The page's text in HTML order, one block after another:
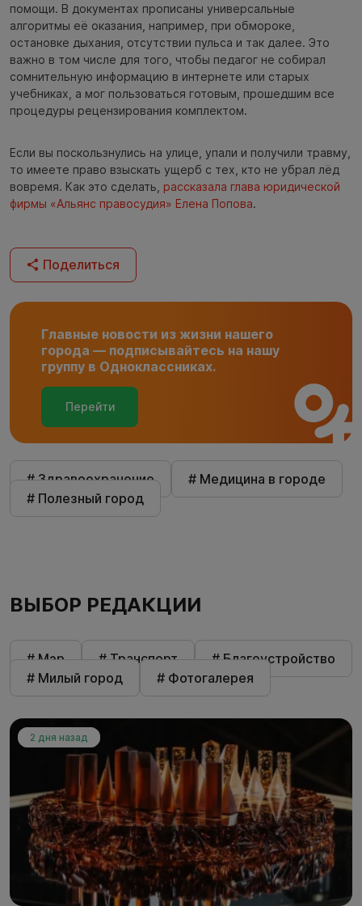
помощи. В документах прописаны универсальные
алгоритмы её оказания, например, при обмороке,
остановке дыхания, отсутствии пульса и так далее. Это
важно в том числе для того, чтобы педагог не собирал
сомнительную информацию в интернете или старых
учебниках, а мог пользоваться готовым, прошедшим все
процедуры рецензирования комплектом.
Если вы поскользнулись на улице, упали и получили травму,
то имеете право взыскать ущерб с тех, кто не убрал лёд
вовремя. Как это сделать, рассказала глава юридической
фирмы «Альянс правосудия» Елена Попова.
Поделиться
Главные новости из жизни нашего
города — подписывайтесь на нашу
группу в Одноклассниках.
Перейти
# Здравоохранение
# Медицина в городе
# Полезный город
ВЫБОР РЕДАКЦИИ
# Мэр # Транспорт
# Благоустройство
# Милый город
# Фотогалерея
2 дня назад